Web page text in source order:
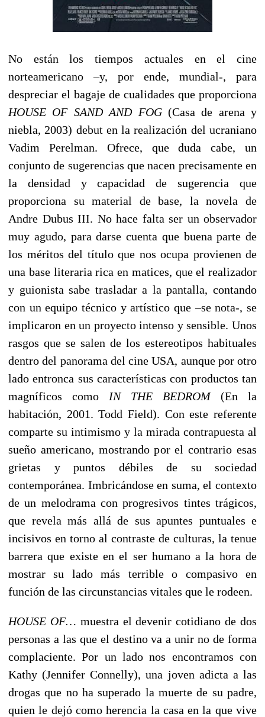
No están los tiempos actuales en el cine
norteamericano –y, por ende, mundial-, para
despreciar el bagaje de cualidades que proporciona
HOUSE OF SAND AND FOG(Casa de arena y
niebla, 2003) debut en la realización del ucraniano
Vadim Perelman. Ofrece, que duda cabe, un
conjunto de sugerencias que nacen precisamente en
la densidad y capacidad de sugerencia que
proporciona su material de base, la novela de
Andre Dubus III. No hace falta ser un observador
muy agudo, para darse cuenta que buena parte de
los méritos del título que nos ocupa provienen de
una base literaria rica en matices, que el realizador
y guionista sabe trasladar a la pantalla, contando
con un equipo técnico y artístico que –se nota-, se
implicaron en un proyecto intenso y sensible. Unos
rasgos que se salen de los estereotipos habituales
dentro del panorama del cine USA, aunque por otro
lado entronca sus características con productos tan
magníficos como IN THE BEDROM(En la
habitación, 2001. Todd Field). Con este referente
comparte su intimismo y la mirada contrapuesta al
sueño americano, mostrando por el contrario esas
grietas y puntos débiles de su sociedad
contemporánea. Imbricándose en suma, el contexto
de un melodrama con progresivos tintes trágicos,
que revela más allá de sus apuntes puntuales e
incisivos en torno al contraste de culturas, la tenue
barrera que existe en el ser humano a la hora de
mostrar su lado más terrible o compasivo en
función de las circunstancias vitales que le rodeen.
HOUSE OF… muestra el devenir cotidiano de dos
personas a las que el destino va a unir no de forma
complaciente. Por un lado nos encontramos con
Kathy (Jennifer Connelly), una joven adicta a las
drogas que no ha superado la muerte de su padre,
quien le dejó como herencia la casa en la que vive